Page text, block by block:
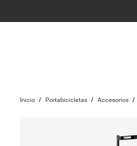
Inicio / Portabicicletas / Accesorios /